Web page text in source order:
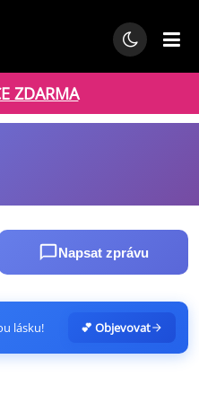
ZDARMA
Napsat zprávu
lásku! 💕 Objevovat